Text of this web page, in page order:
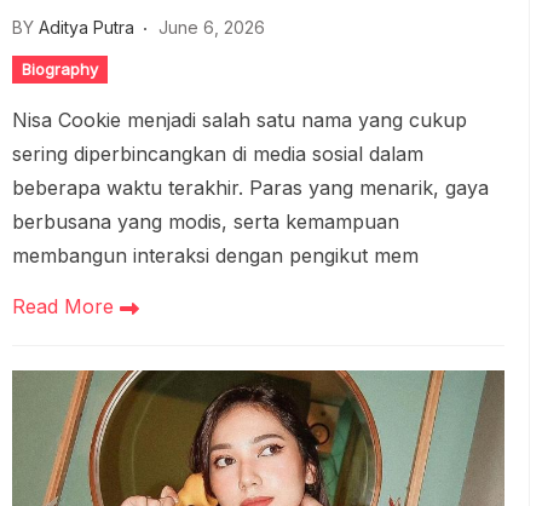
BY Aditya Putra June 6, 2026
Biography
Nisa Cookie menjadi salah satu nama yang cukup
sering diperbincangkan di media sosial dalam
beberapa waktu terakhir. Paras yang menarik, gaya
berbusana yang modis, serta kemampuan
membangun interaksi dengan pengikut mem
Read More